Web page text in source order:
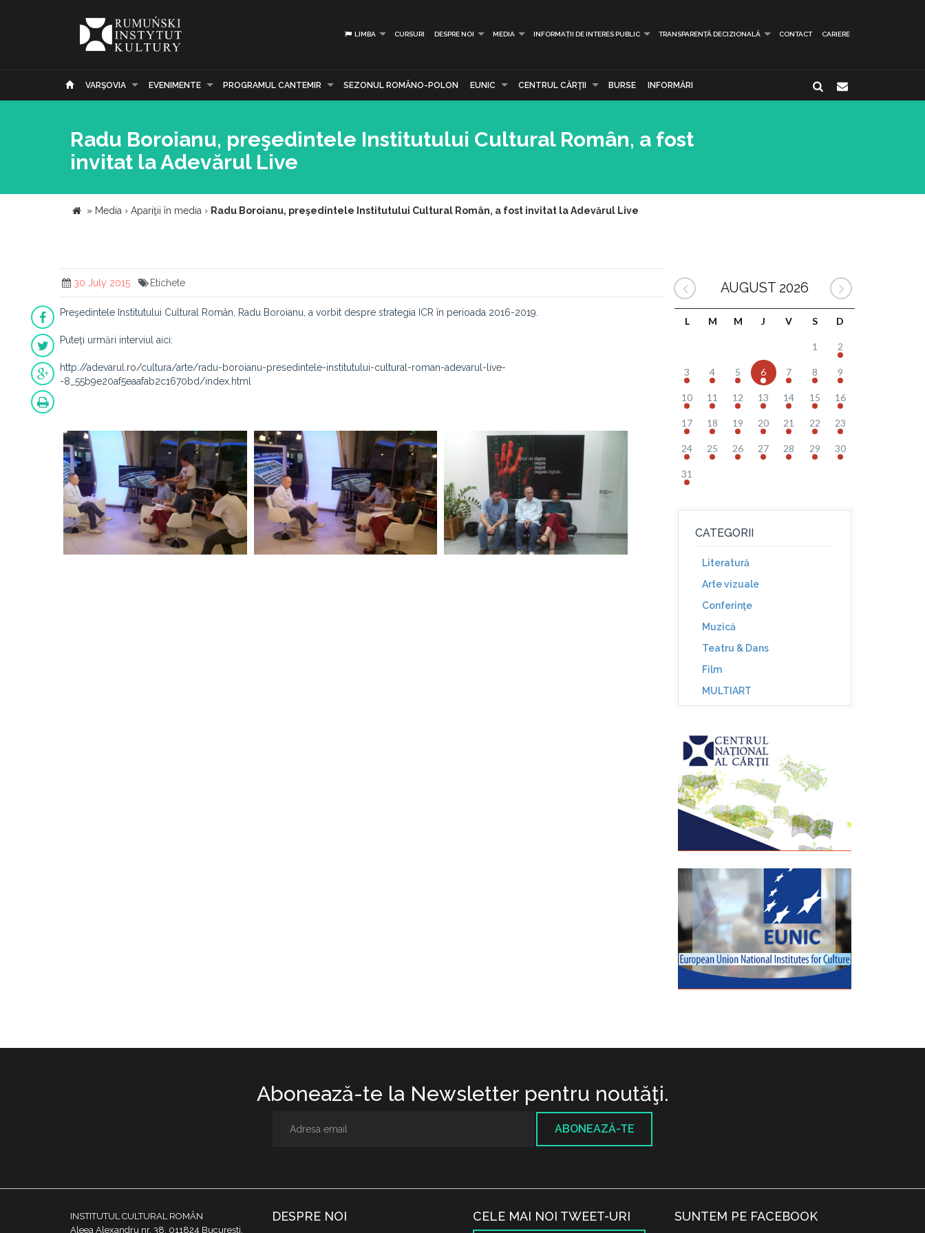
LIMBA CURSURI DESPRE NOI MEDIA INFORMAȚII DE INTERES PUBLIC TRANSPARENȚĂ DECIZIONALĂ CONTACT CARIERE
VARŞOVIA EVENIMENTE PROGRAMUL CANTEMIR SEZONUL ROMÂNO-POLON EUNIC CENTRUL CĂRŢII BURSE INFORMĂRI
Radu Boroianu, preşedintele Institutului Cultural Român, a fost
invitat la Adevărul Live
» Media › Apariţii în media › Radu Boroianu, preşedintele Institutului Cultural Român, a fost invitat la Adevărul Live
30 July 2015 Etichete
Preşedintele Institutului Cultural Român, Radu Boroianu, a vorbit despre strategia ICR în perioada 2016-2019.
Puteţi urmări interviul aici:
http://adevarul.ro/cultura/arte/radu-boroianu-presedintele-institutului-cultural-roman-adevarul-live-
-8_55b9e20af5eaafab2c1670bd/index.html
AUGUST 2026
L M M J V S D
1 2
3 4 5 6 7 8 9
10 11 12 13 14 15 16
17 18 19 20 21 22 23
24 25 26 27 28 29 30
31
CATEGORII
Literatură
Arte vizuale
Conferinţe
Muzică
Teatru & Dans
Film
MULTIART
Abonează-te la Newsletter pentru noutăţi.
ABONEAZĂ-TE
INSTITUTUL CULTURAL ROMÂN
Aleea Alexandru nr. 38, 011824 București,
DESPRE NOI CELE MAI NOI TWEET-URI SUNTEM PE FACEBOOK